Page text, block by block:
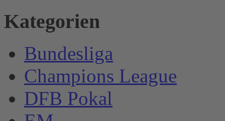
Kategorien
Bundesliga
Champions League
DFB Pokal